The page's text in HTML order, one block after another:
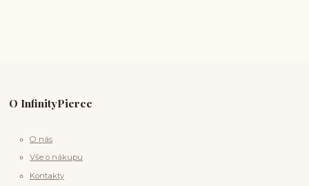
O InfinityPierce
O nás
Vše o nákupu
Kontakty